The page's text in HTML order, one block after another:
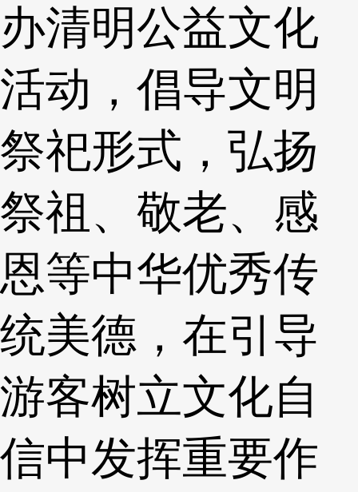
办清明公益文化
活动，倡导文明
祭祀形式，弘扬
祭祖、敬老、感
恩等中华优秀传
统美德，在引导
游客树立文化自
信中发挥重要作